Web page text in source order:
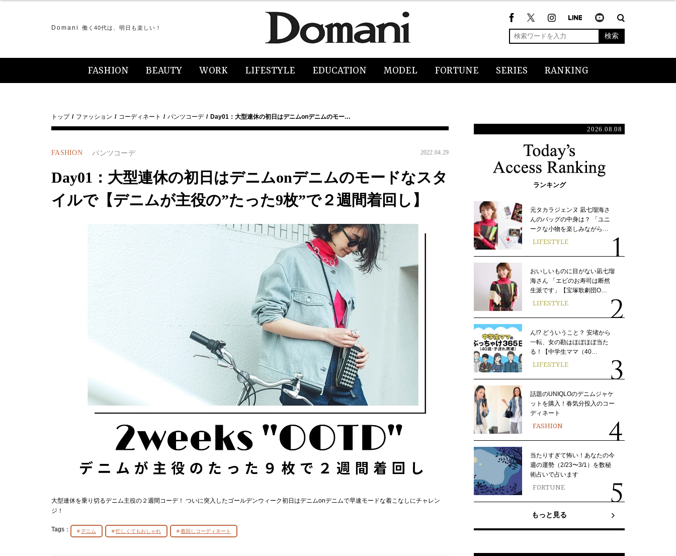
Domani 働く40代は、明日も楽しい！
検索
FASHION BEAUTY WORK LIFESTYLE EDUCATION MODEL FORTUNE SERIES RANKING
トップ ファッション コーディネート パンツコーデ Day01：大型連休の初日はデニムonデニムのモー…
FASHION パンツコーデ 2022.04.29
Day01：大型連休の初日はデニムonデニムのモードなスタ
イルで【デニムが主役の”たった9枚”で２週間着回し】
大型連休を乗り切るデニム主役の２週間コーデ！ ついに突入したゴールデンウィーク初日はデニムonデニムで早速モードな着こなしにチャレン
ジ！
Tags： デニム 忙しくてもおしゃれ 着回しコーディネート
2026.08.08
ランキング
元タカラジェンヌ 凪七瑠海さ
んのバッグの中身は？ 「ユニ
ークな小物を楽しみながら…
LIFESTYLE
おいしいものに目がない凪七瑠
海さん 「エビのお寿司は断然
生派です」【宝塚歌劇団O…
LIFESTYLE
ん!? どういうこと？ 安堵から
一転、女の勘はほぼほぼ当た
る！【中学生ママ（40…
LIFESTYLE
話題のUNIQLOのデニムジャケ
ットを購入！春気分投入のコー
ディネート
FASHION
当たりすぎて怖い！あなたの今
週の運勢（2/23〜3/1）を数秘
術占いで占います
FORTUNE
もっと見る